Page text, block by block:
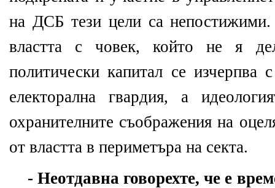
на ДСБ тези цели са
властта с човек, който не я
политически капитал се изчерпва
електорална гвардия, а
охранителните съображения на
от властта в периметъра на секта.
- Неотдавна говорехте, че е